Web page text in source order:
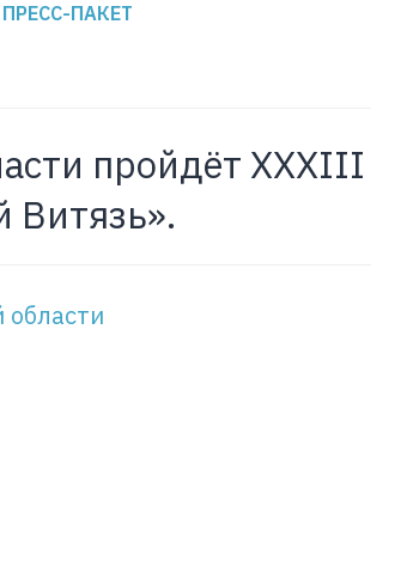
ПРЕСС-ПАКЕТ
пройдёт XXXIII
области